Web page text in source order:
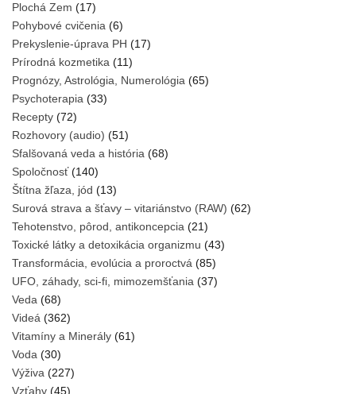
Plochá Zem (17)
Pohybové cvičenia (6)
Prekyslenie-úprava PH (17)
Prírodná kozmetika (11)
Prognózy, Astrológia, Numerológia (65)
Psychoterapia (33)
Recepty (72)
Rozhovory (audio) (51)
Sfalšovaná veda a história (68)
Spoločnosť(140)
Štítna žľaza, jód (13)
Surová strava a šťavy – vitariánstvo (RAW) (62)
Tehotenstvo, pôrod, antikoncepcia (21)
Toxické látky a detoxikácia organizmu (43)
Transformácia, evolúcia a proroctvá (85)
UFO, záhady, sci-fi, mimozemšťania (37)
Veda (68)
Videá (362)
Vitamíny a Minerály (61)
Voda (30)
Výživa (227)
Vzťahy (45)